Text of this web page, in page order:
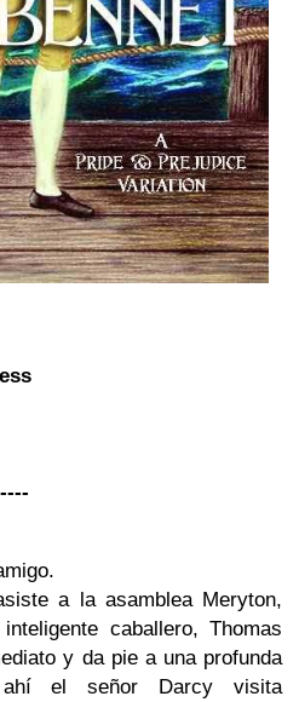
a la asamblea Meryton,
caballero, Thomas
y da pie a una profunda
el señor Darcy visita